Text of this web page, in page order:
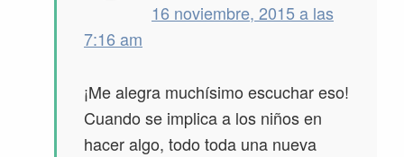
16 noviembre, 2015 a las
7:16 am
¡Me alegra muchísimo escuchar eso!
Cuando se implica a los niños en
hacer algo, todo toda una nueva